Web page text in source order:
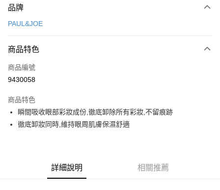
信用卡一次付款
Apple Pay
街口支付
Google Pay
全盈+PAY
【大哥付你分期使用說明】
1.本服務由台灣大哥大提供，台灣大哥大用戶可立即使用無須另外申請。
AFTEE先享後付
品牌
PAUL&JOE
商品特色
商品編號
9430058
商品特色
瞬間吸收眼部彩妝成份,徹底卸除所有彩妝,不留痕跡
徹底卸妝同時,維持眼周肌膚保濕舒適
詳細說明 相關推薦